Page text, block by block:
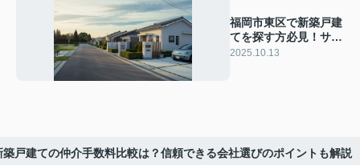
福岡市東区で新築戸建
てを探す方必見！サポ
ート充実で安心の購入
2025.10.13
戸建ての仲介手数料比較は？信頼できる会社選びのポイントも解説